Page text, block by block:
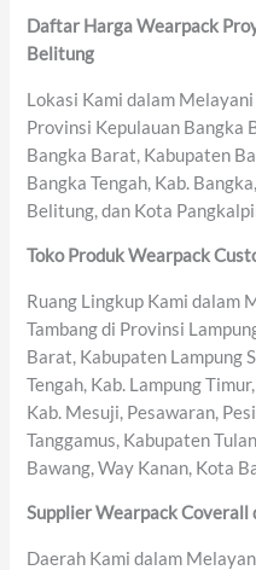
Daftar Harga Wearpack
Belitung
Lokasi Kami dalam
Provinsi Kepulauan Bangka
Bangka Barat, Kabupaten
Bangka Tengah, Kab.
Belitung, dan Kota
Toko Produk Wearpack
Ruang Lingkup Kami dalam
Tambang di Provinsi
Barat, Kabupaten Lampung
Tengah, Kab. Lampung
Kab. Mesuji, Pesawaran,
Tanggamus, Kabupaten
Bawang, Way Kanan, Kota
Supplier Wearpack Coverall
Daerah Kami dalam